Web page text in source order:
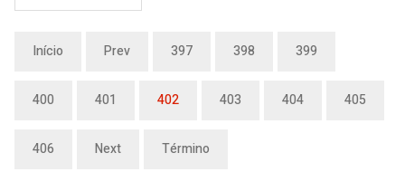
Início Prev 397 398 399
400 401 402 403 404 405
406 Next Término